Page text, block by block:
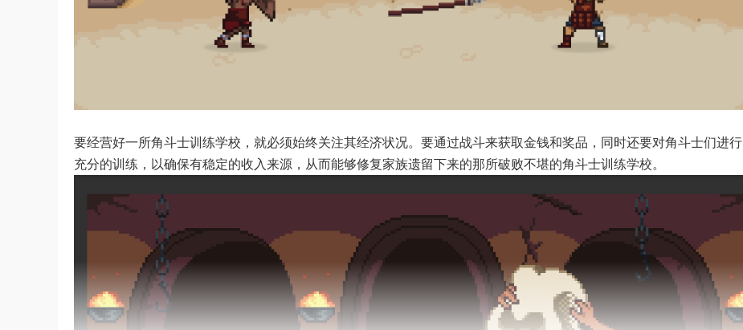
要经营好一所角斗士训练学校，就必须始终关注其经济状况。要通过战斗来获取金钱和奖品，同时还要对角斗士们进行
充分的训练，以确保有稳定的收入来源，从而能够修复家族遗留下来的那所破败不堪的角斗士训练学校。